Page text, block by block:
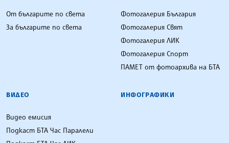
От българите по света
За българите по света
Фотогалерия България
Фотогалерия Свят
Фотогалерия ЛИК
Фотогалерия Спорт
ПАМЕТ от фотоархива на БТА
ВИДЕО
Видео емисия
Подкаст БТА Час Паралели
ИНФОГРАФИКИ